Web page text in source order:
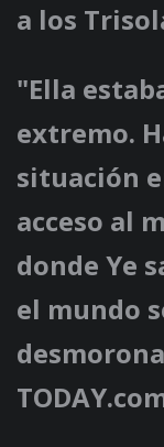
a los
"Ella
extremo.
situación
acceso al
donde Ye
el mundo